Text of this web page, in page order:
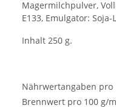
Magermilchpulver,
E133, Emulgator:
Inhalt 250 g.
Nährwertangaben pro
Brennwert pro 100 g/